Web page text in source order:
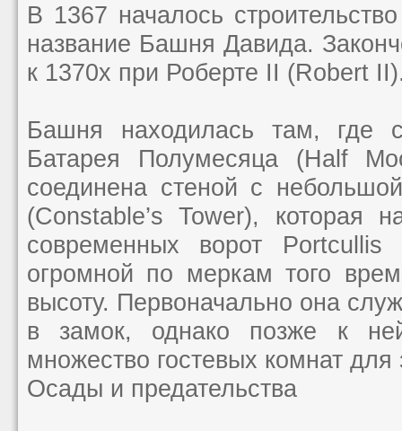
В 1367 началось
название Башня Давида.
к 1370х при Роберте II (Robert
Башня находилась там, где
Батарея Полумесяца (Half
соединена стеной с
(Constable’s Tower), которая
современных ворот
огромной по меркам того
высоту. Первоначально она
в замок, однако позже к
множество гостевых комнат для
Осады и предательства